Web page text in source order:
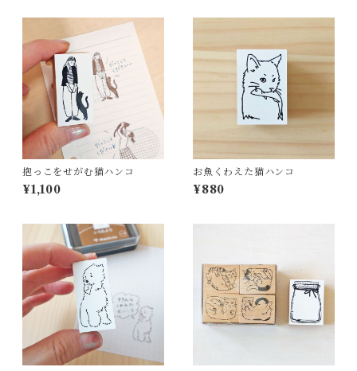
抱っこをせがむ猫ハンコ
¥1,100
お魚くわえた猫ハンコ
¥880